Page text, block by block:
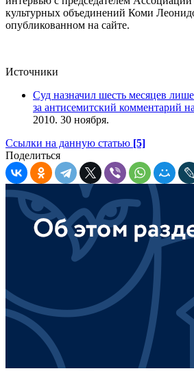
культурных объединений Коми
опубликованном на сайте.
Источники
Суд назначил шесть месяцев
за антисемитский комментарий
2010. 30 ноября.
Ссылки на данную статью [5]
Поделиться